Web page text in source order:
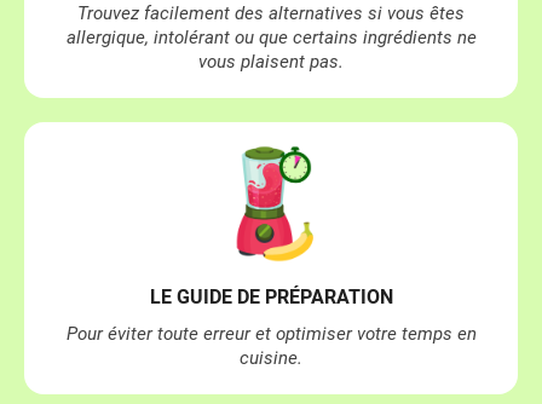
Trouvez facilement des alternatives si vous êtes
allergique, intolérant ou que certains ingrédients ne
vous plaisent pas.
LE ​​GUIDE DE PRÉPARATION
Pour éviter toute erreur et optimiser votre temps en
cuisine.